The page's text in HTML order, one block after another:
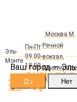
+7 (499) 460-
Эль-
Монте
Ваш город —
Пн-Пт
09:00-
18:00
Москва М.
Речной
вокзал,
ш., 94, корп.
в России
Авторизация
Электронная почта